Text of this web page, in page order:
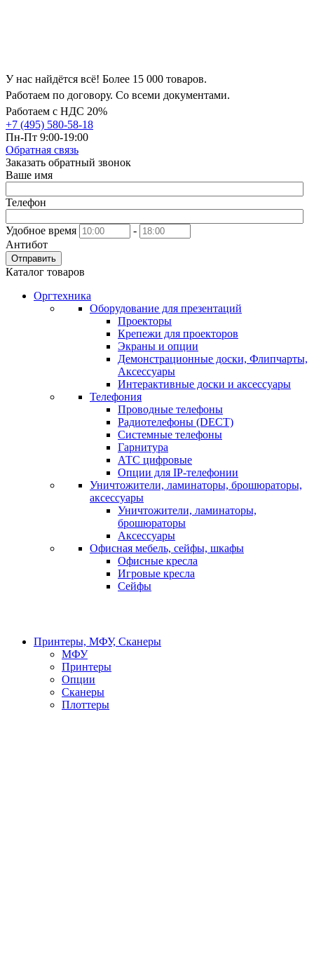
У нас найдётся всё! Более 15 000 товаров.
Работаем по договору. Со всеми документами.
Работаем с НДС 20%
+7 (495) 580-58-18
Пн-Пт 9:00-19:00
Обратная связь
Заказать обратный звонок
Ваше имя
Телефон
Удобное время
-
Антибот
Отправить
Каталог товаров
Оргтехника
Оборудование для презентаций
Проекторы
Крепежи для проекторов
Экраны и опции
Демонстрационные доски, Флипчарты,
Аксессуары
Интерактивные доски и аксессуары
Телефония
Проводные телефоны
Радиотелефоны (DECT)
Системные телефоны
Гарнитура
АТС цифровые
Опции для IP-телефонии
Уничтожители, ламинаторы, брошюраторы,
аксессуары
Уничтожители, ламинаторы,
брошюраторы
Аксессуары
Офисная мебель, сейфы, шкафы
Офисные кресла
Игровые кресла
Сейфы
Принтеры, МФУ, Сканеры
МФУ
Принтеры
Опции
Сканеры
Плоттеры